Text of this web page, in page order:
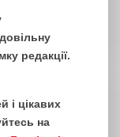
редакції.
і цікавих
на